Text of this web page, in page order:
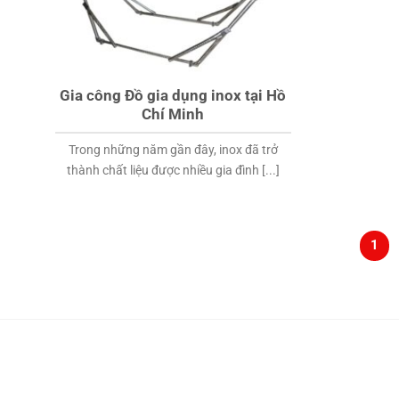
Gia công Đồ gia dụng inox tại Hồ
Chí Minh
Trong những năm gần đây, inox đã trở
thành chất liệu được nhiều gia đình [...]
1